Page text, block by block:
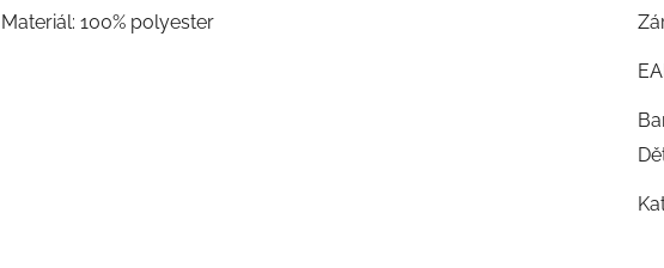
Materiál: 100% polyester